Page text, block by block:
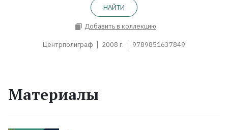
НАЙТИ
Добавить в коллекцию
Центрполиграф 2008 г. 9789851637849
Материалы